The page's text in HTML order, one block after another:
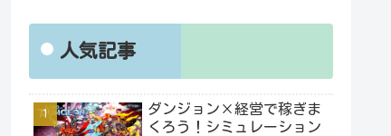
人気記事
ダンジョン×経営で稼ぎま
くろう！シミュレーション